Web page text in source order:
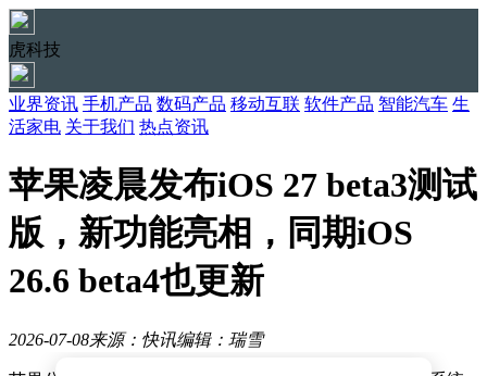
虎科技
业界资讯 手机产品 数码产品 移动互联 软件产品 智能汽车 生
活家电 关于我们 热点资讯
苹果凌晨发布iOS 27 beta3测试
版，新功能亮相，同期iOS
26.6 beta4也更新
2026-07-08来源：快讯编辑：瑞雪